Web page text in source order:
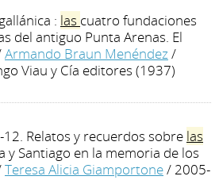
: las cuatro fundaciones
del antiguo Punta Arenas. El
Armando Braun Menéndez/
Viau y Cía editores (1937)
12. Relatos y recuerdos sobre las
y Santiago en la memoria de los
Teresa Alicia Giamportone/ 2005-